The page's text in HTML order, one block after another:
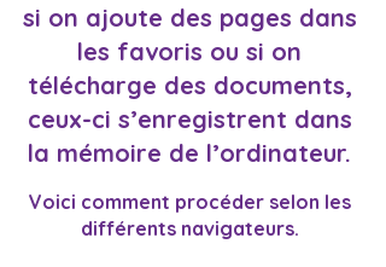
si on ajoute des pages dans
les favoris ou si on
télécharge des documents,
ceux-ci s’enregistrent dans
la mémoire de l’ordinateur.
Voici comment procéder selon les
différents navigateurs.